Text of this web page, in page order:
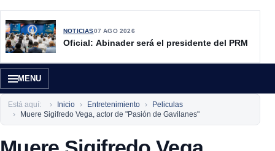
NOTICIAS07 AGO 2026
Oficial: Abinader será el presidente del PRM
MENU
Está aquí: Inicio Entretenimiento
Peliculas
Muere Sigifredo Vega, actor de "Pasión de Gavilanes"